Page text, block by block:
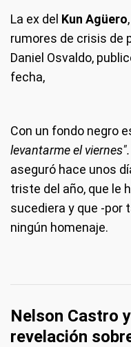
La ex del Kun Agüero
rumores de crisis de
Daniel Osvaldo,
fecha,
Con un fondo negro
levantarme el viernes".
aseguró hace unos
triste del año, que le
sucediera y que -por
ningún homenaje.
Nelson Castro
revelación